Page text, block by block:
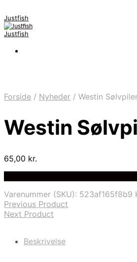
Justfish
Justfish
Forside / Nyheder / Westin
Westin
65,00 kr.
Varenummer (SKU): 523af165f8b9
Previous Product
Next Product
Beskrivelse